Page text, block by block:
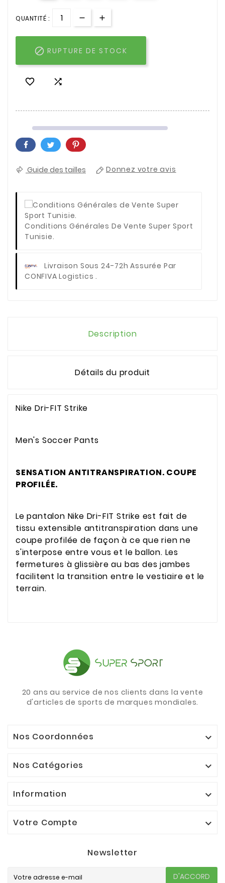
QUANTITÉ :
 RUPTURE DE STOCK
 
Guide des tailles Donnez votre avis
Conditions Générales De Vente Super Sport
Tunisie.
Livraison Sous 24-72h Assurée Par
CONFIVA Logistics .
Description
Détails du produit
Nike Dri-FIT Strike
Men's Soccer Pants
SENSATION ANTITRANSPIRATION. COUPE
PROFILÉE.
Le pantalon Nike Dri-FIT Strike est fait de
tissu extensible antitranspiration dans une
coupe profilée de façon à ce que rien ne
s'interpose entre vous et le ballon. Les
fermetures à glissière au bas des jambes
facilitent la transition entre le vestiaire et le
terrain.
20 ans au service de nos clients dans la vente
d'articles de sports de marques mondiales.
Nos Coordonnées 
Nos Catégories 
Information 
Votre Compte 
Newsletter
D'ACCORD